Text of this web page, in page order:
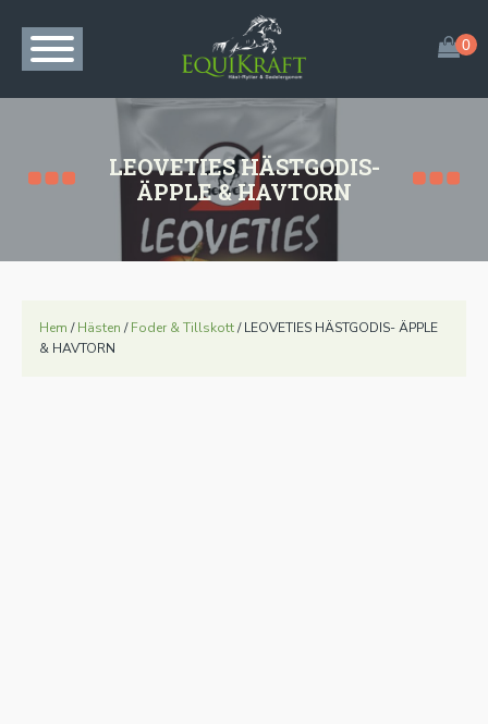
LEOVETIES HÄSTGODIS-
ÄPPLE & HAVTORN
Hem /Hästen /Foder & Tillskott/ LEOVETIES HÄSTGODIS- ÄPPLE
& HAVTORN